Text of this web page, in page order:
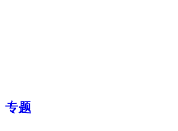
专题